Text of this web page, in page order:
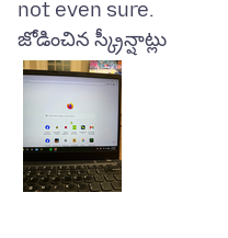
జోడించిన స్క్రీన్షాట్లు